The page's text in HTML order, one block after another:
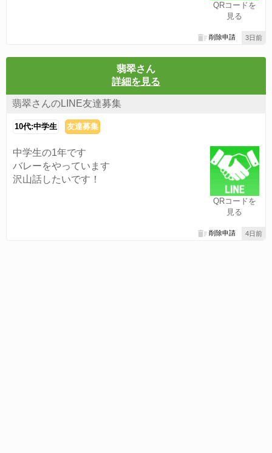
QRコードを
見る
3日前
削除申請
翡翠さん
詳細を見る
翡翠さんのLINE友達募集
10代:中学生 友達募集
QRコードを
見る
中学生の1年です
バレーをやっています
沢山話したいです！
4日前
削除申請